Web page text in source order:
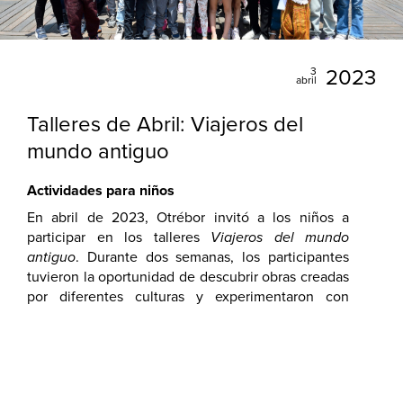
3
abril
2023
Talleres de Abril: Viajeros del
mundo antiguo
Actividades para niños
En abril de 2023, Otrébor invitó a los niños a
participar en los talleresViajeros del mundo
antiguo. Durante dos semanas, los participantes
tuvieron la oportunidad de descubrir obras creadas
por diferentes culturas y experimentaron con